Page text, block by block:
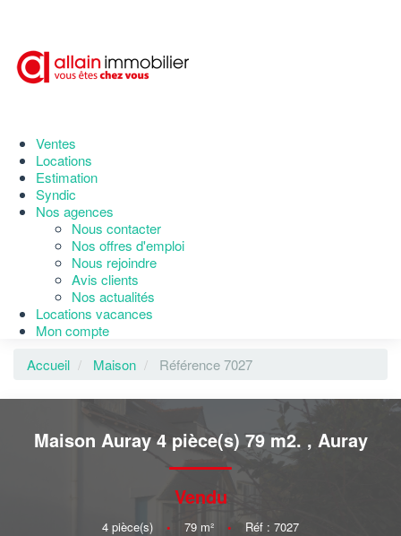
Ventes
Locations
Estimation
Syndic
Nos agences
Nous contacter
Nos offres d'emploi
Nous rejoindre
Avis clients
Nos actualités
Locations vacances
Mon compte
Accueil
Maison Référence 7027
Maison Auray 4 pièce(s) 79 m2. , Auray
Vendu
4 pièce(s) • 79 m² • Réf : 7027